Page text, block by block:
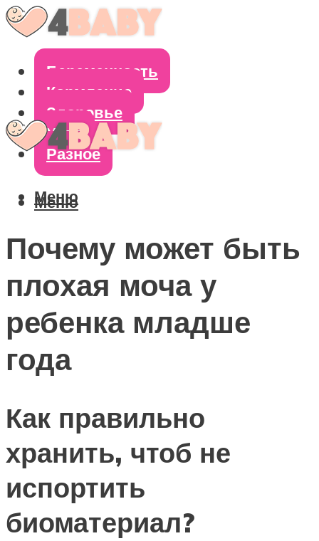
Беременность
Кормление
Здоровье
Уход
Разное
Меню
Меню
Почему может быть
плохая моча у
ребенка младше
года
Как правильно
хранить, чтоб не
испортить
биоматериал?